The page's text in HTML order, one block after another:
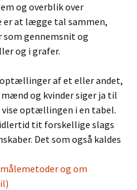
og overblik over
er at lægge tal sammen,
gennemsnit og
og i grafer.
af et eller andet,
og kvinder siger ja til
optællingen i en tabel.
tit forskellige slags
Det som også kaldes
og om